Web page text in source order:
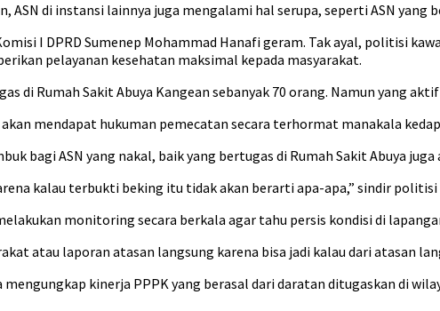
ASN di instansi lainnya juga mengalami hal serupa, seperti ASN yang
I DPRD Sumenep Mohammad Hanafi geram. Tak ayal, politisi
pelayanan kesehatan maksimal kepada masyarakat.
di Rumah Sakit Abuya Kangean sebanyak 70 orang. Namun yang
akan mendapat hukuman pemecatan secara terhormat manakala
bagi ASN yang nakal, baik yang bertugas di Rumah Sakit Abuya juga
kalau terbukti beking itu tidak akan berarti apa-apa,” sindir
monitoring secara berkala agar tahu persis kondisi di
atau laporan atasan langsung karena bisa jadi kalau dari atasan
mengungkap kinerja PPPK yang berasal dari daratan ditugaskan di